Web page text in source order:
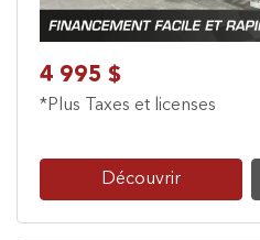
4 995 $
*Plus Taxes et licenses
Découvrir